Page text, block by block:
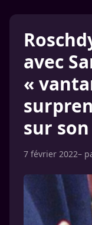
avec
«
sur
7 février 2022–